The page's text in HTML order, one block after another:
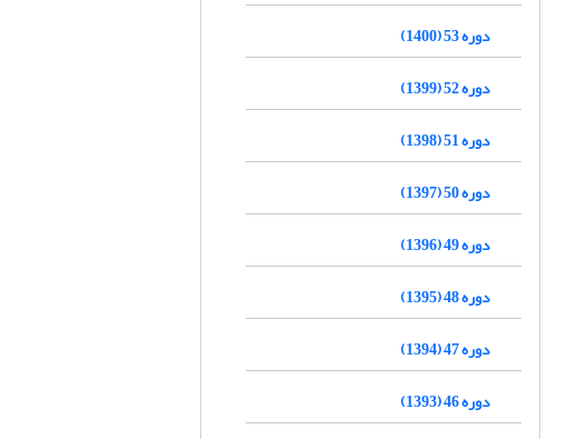
دوره 53 (1400)
دوره 52 (1399)
دوره 51 (1398)
دوره 50 (1397)
دوره 49 (1396)
دوره 48 (1395)
دوره 47 (1394)
دوره 46 (1393)